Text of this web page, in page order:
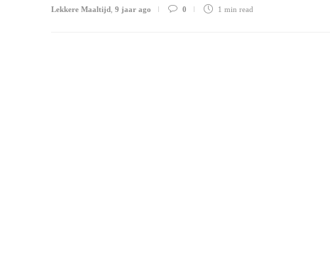
Lekkere Maaltijd 9 jaar ago 0 1 min read